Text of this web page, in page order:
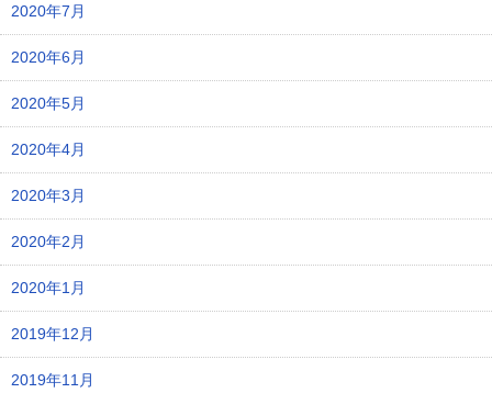
2020年7月
2020年6月
2020年5月
2020年4月
2020年3月
2020年2月
2020年1月
2019年12月
2019年11月